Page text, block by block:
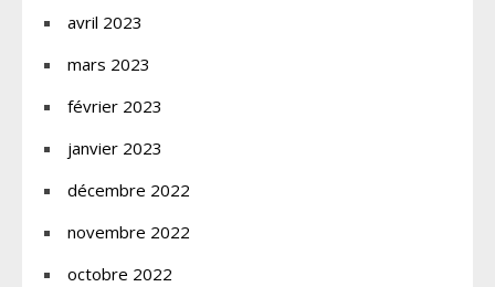
avril 2023
mars 2023
février 2023
janvier 2023
décembre 2022
novembre 2022
octobre 2022